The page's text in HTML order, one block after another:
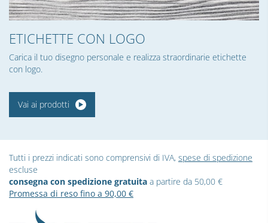
ETICHETTE CON LOGO
Carica il tuo disegno personale e realizza straordinarie etichette
con logo.
Vai ai prodotti
Tutti i prezzi indicati sono comprensivi di IVA, spese di spedizione
escluse
consegna con spedizione gratuita a partire da 50,00 €
Promessa di reso fino a 90,00 €